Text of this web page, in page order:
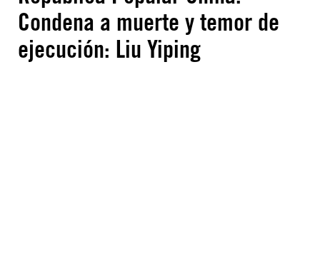
Condena a muerte y temor de
ejecución: Liu Yiping